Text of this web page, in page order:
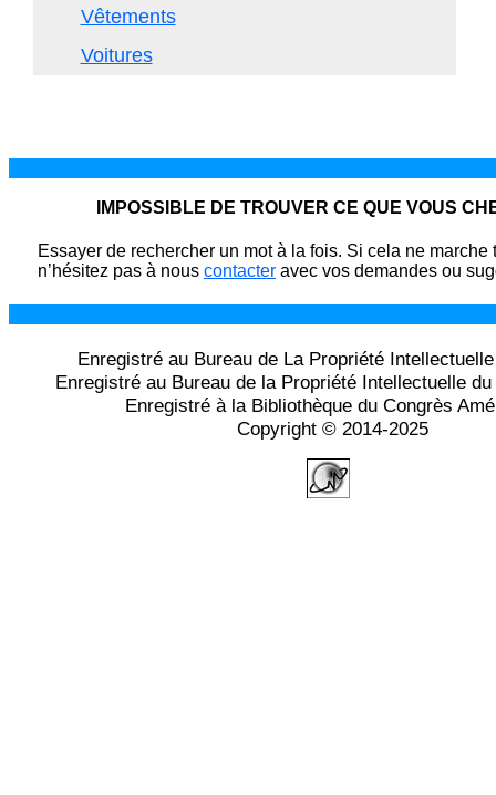
Vêtements
Voitures
IMPOSSIBLE DE TROUVER CE QUE VOUS
Essayer de rechercher un mot à la fois. Si cela ne marche
n’hésitez pas à nous contacter avec vos demandes ou
Enregistré au Bureau de La Propriété
Enregistré au Bureau de la Propriété Intellectuelle
Enregistré à la Bibliothèque du Congrès
Copyright © 2014-2025